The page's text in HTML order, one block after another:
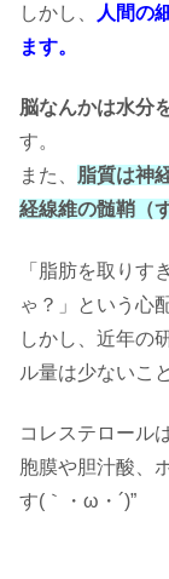
しかし、
人間の
ます。
脳なんかは水分
す。
また、 脂質は神
経線維の髄鞘（
「脂肪を取りす
ゃ？」という心
しかし、近年の
ル量は少ないこ
コレステロール
胞膜や胆汁酸、
す(｀・ω・´)”